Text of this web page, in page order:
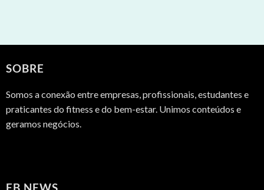
SOBRE
Somos a conexão entre empresas, profissionais, estudantes e
praticantes do fitness e do bem-estar. Unimos conteúdos e
geramos negócios.